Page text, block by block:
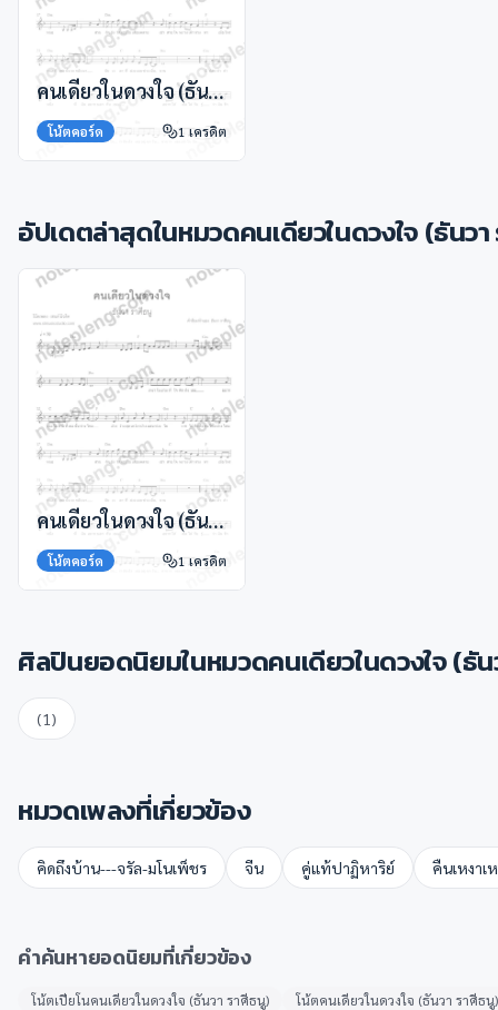
คนเดียวในดวงใจ (ธันวา ราศีธนู)
โน้ตคอร์ด 1 เครดิต
อัปเดตล่าสุดในหมวดคนเดียวในดวงใจ (ธันว
คนเดียวในดวงใจ (ธันวา ราศีธนู)
โน้ตคอร์ด 1 เครดิต
ศิลปินยอดนิยมในหมวดคนเดียวในดวงใจ (ธั
(1 )
หมวดเพลงที่เกี่ยวข้อง
คิดถึงบ้าน---จรัล-มโนเพ็ชร จีน คู่แท้ปาฏิหาริย์ คืนเหงาเ
คำค้นหายอดนิยมที่เกี่ยวข้อง
โน้ตเปียโนคนเดียวในดวงใจ (ธันวา ราศีธนู) โน้ตคนเดียวในดวงใจ (ธันวา ราศีธนู)